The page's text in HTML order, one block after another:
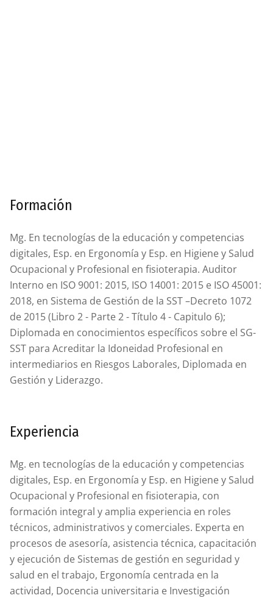
Formación
Mg. En tecnologías de la educación y competencias
digitales, Esp. en Ergonomía y Esp. en Higiene y Salud
Ocupacional y Profesional en fisioterapia. Auditor
Interno en ISO 9001: 2015, ISO 14001: 2015 e ISO 45001:
2018, en Sistema de Gestión de la SST –Decreto 1072
de 2015 (Libro 2 - Parte 2 - Título 4 - Capitulo 6);
Diplomada en conocimientos específicos sobre el SG-
SST para Acreditar la Idoneidad Profesional en
intermediarios en Riesgos Laborales, Diplomada en
Gestión y Liderazgo.
Experiencia
Mg. en tecnologías de la educación y competencias
digitales, Esp. en Ergonomía y Esp. en Higiene y Salud
Ocupacional y Profesional en fisioterapia, con
formación integral y amplia experiencia en roles
técnicos, administrativos y comerciales. Experta en
procesos de asesoría, asistencia técnica, capacitación
y ejecución de Sistemas de gestión en seguridad y
salud en el trabajo, Ergonomía centrada en la
actividad, Docencia universitaria e Investigación